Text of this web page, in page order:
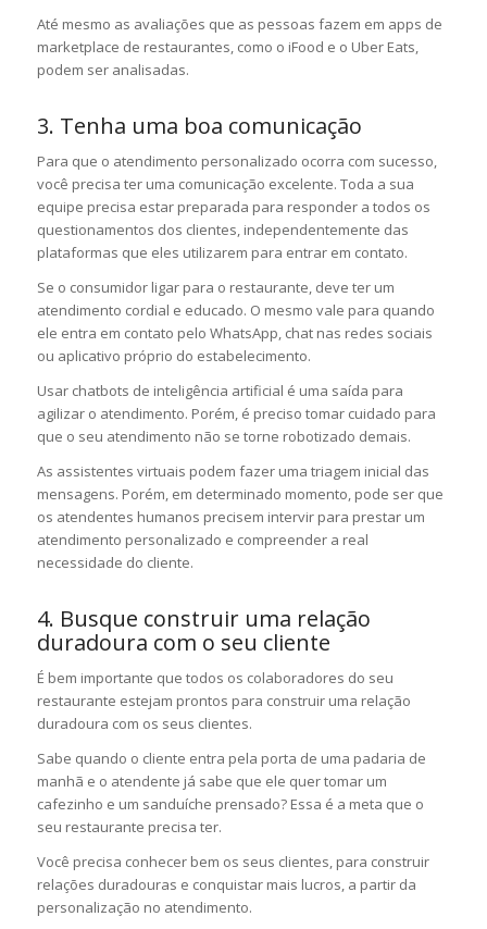
Até mesmo as avaliações que as pessoas fazem em apps de
marketplace de restaurantes, como o iFood e o Uber Eats,
podem ser analisadas.
3. Tenha uma boa comunicação
Para que o atendimento personalizado ocorra com sucesso,
você precisa ter uma comunicação excelente. Toda a sua
equipe precisa estar preparada para responder a todos os
questionamentos dos clientes, independentemente das
plataformas que eles utilizarem para entrar em contato.
Se o consumidor ligar para o restaurante, deve ter um
atendimento cordial e educado. O mesmo vale para quando
ele entra em contato pelo WhatsApp, chat nas redes sociais
ou aplicativo próprio do estabelecimento.
Usar chatbots de inteligência artificial é uma saída para
agilizar o atendimento. Porém, é preciso tomar cuidado para
que o seu atendimento não se torne robotizado demais.
As assistentes virtuais podem fazer uma triagem inicial das
mensagens. Porém, em determinado momento, pode ser que
os atendentes humanos precisem intervir para prestar um
atendimento personalizado e compreender a real
necessidade do cliente.
4. Busque construir uma relação
duradoura com o seu cliente
É bem importante que todos os colaboradores do seu
restaurante estejam prontos para construir uma relação
duradoura com os seus clientes.
Sabe quando o cliente entra pela porta de uma padaria de
manhã e o atendente já sabe que ele quer tomar um
cafezinho e um sanduíche prensado? Essa é a meta que o
seu restaurante precisa ter.
Você precisa conhecer bem os seus clientes, para construir
relações duradouras e conquistar mais lucros, a partir da
personalização no atendimento.